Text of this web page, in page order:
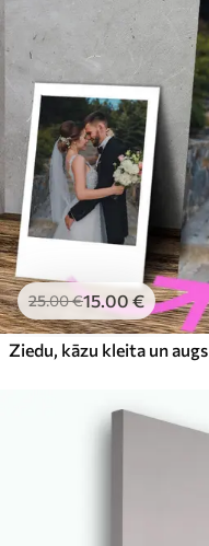
25.00€15.00 €
Ziedu, kāzu kleita un augs